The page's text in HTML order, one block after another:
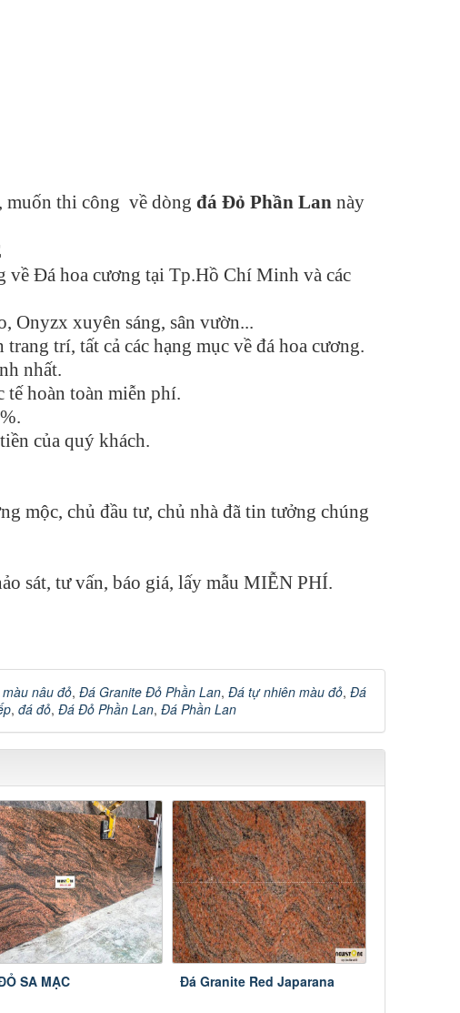
muốn thi công về dòng đá Đỏ Phần Lan này
về Đá hoa cương tại Tp.Hồ Chí Minh và các
Onyzx xuyên sáng, sân vườn...
trí, tất cả các hạng mục về đá hoa cương.
nhất.
hoàn toàn miễn phí.
của quý khách.
mộc, chủ đầu tư, chủ nhà đã tin tưởng chúng
sát, tư vấn, báo giá, lấy mẫu MIỄN PHÍ.
nâu đỏ, Đá Granite Đỏ Phần Lan, Đá tự nhiên màu đỏ, Đá
, đá đỏ, Đá Đỏ Phần Lan, Đá Phần Lan
SA MẠC Đá Granite Red Japarana